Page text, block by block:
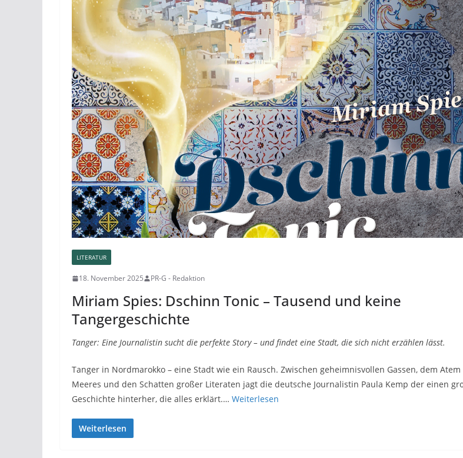
LITERATUR
18. November 2025 PR-G - Redaktion
Miriam Spies: Dschinn Tonic – Tausend und keine
Tangergeschichte
Tanger: Eine Journalistin sucht die perfekte Story – und findet eine Stadt, die sich nicht erzählen lässt.
Tanger in Nordmarokko – eine Stadt wie ein Rausch. Zwischen geheimnisvollen Gassen, dem Atem
Meeres und den Schatten großer Literaten jagt die deutsche Journalistin Paula Kemp der einen
Geschichte hinterher, die alles erklärt.… Weiterlesen
Weiterlesen